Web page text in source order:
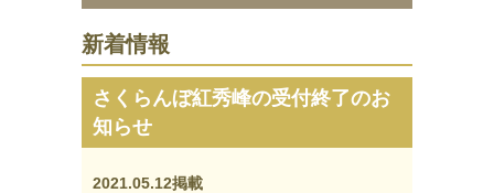
新着情報
さくらんぼ紅秀峰の受付終了のお
知らせ
2021.05.12掲載